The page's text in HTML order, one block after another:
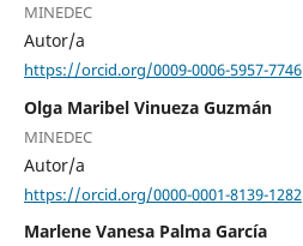
MINEDEC
Autor/a
https://orcid.org/0009-0006-5957-7746
Olga Maribel Vinueza Guzmán
MINEDEC
Autor/a
https://orcid.org/0000-0001-8139-1282
Marlene Vanesa Palma García